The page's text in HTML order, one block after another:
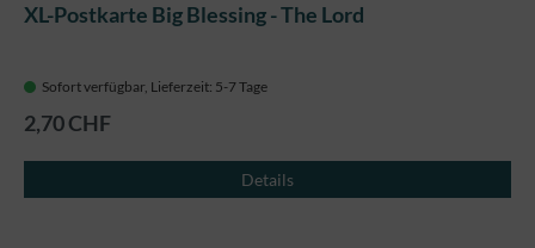
XL-Postkarte Big Blessing - The Lord
Sofort verfügbar, Lieferzeit: 5-7 Tage
2,70 CHF
Details